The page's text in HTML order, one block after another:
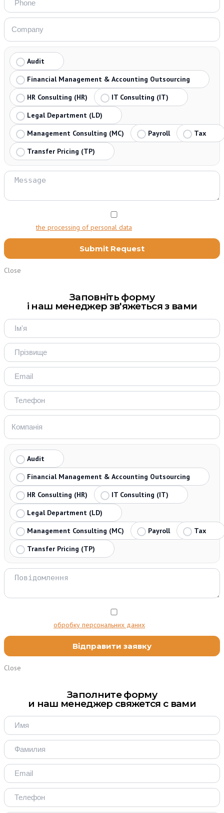
Audit
Financial Management & Accounting Outsourcing
HR Consulting (HR)
IT Consulting (IT)
Legal Department (LD)
Management Consulting (MC)
Payroll
Tax
Transfer Pricing (TP)
I agree tothe processing of personal data
Close
Заповніть форму
і наш менеджер зв'яжеться з вами
Audit
Financial Management & Accounting Outsourcing
HR Consulting (HR)
IT Consulting (IT)
Legal Department (LD)
Management Consulting (MC)
Payroll
Tax
Transfer Pricing (TP)
обробку персональних даних
Close
Заполните форму
и наш менеджер свяжется с вами